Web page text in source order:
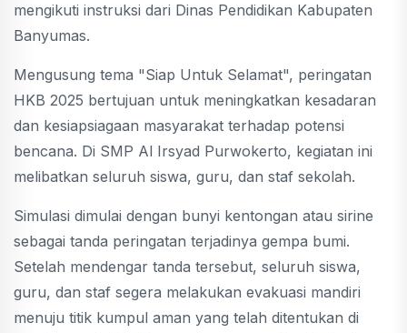
mengikuti instruksi dari Dinas Pendidikan Kabupaten
Banyumas.
Mengusung tema "Siap Untuk Selamat", peringatan
HKB 2025 bertujuan untuk meningkatkan kesadaran
dan kesiapsiagaan masyarakat terhadap potensi
bencana. Di SMP Al Irsyad Purwokerto, kegiatan ini
melibatkan seluruh siswa, guru, dan staf sekolah.
Simulasi dimulai dengan bunyi kentongan atau sirine
sebagai tanda peringatan terjadinya gempa bumi.
Setelah mendengar tanda tersebut, seluruh siswa,
guru, dan staf segera melakukan evakuasi mandiri
menuju titik kumpul aman yang telah ditentukan di